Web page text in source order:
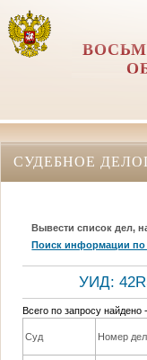
СУДЕБНОЕ
Вывести список дел,
Поиск информации по
УИД:
Всего по запросу найдено
Суд Номер